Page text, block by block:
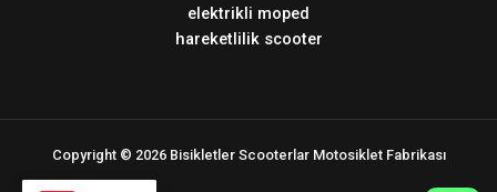
elektrikli moped
hareketlilik scooter
Copyright © 2026 Bisikletler Scooterlar Motosiklet Fabrikası